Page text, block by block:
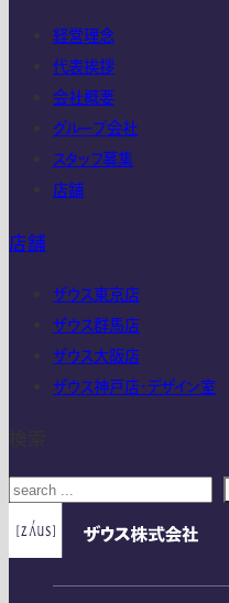
経営理念
代表挨拶
会社概要
グループ会社
スタッフ募集
店舗
店舗
ザウス東京店
ザウス群馬店
ザウス大阪店
ザウス神戸店・デザイン室